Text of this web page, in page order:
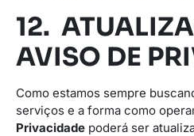
12.
AVISO DE
Como estamos sempre
serviços e a forma como
Privacidade poderá ser